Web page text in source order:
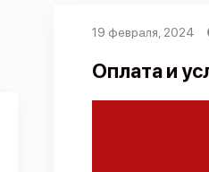
19 февраля, 2024
Оплата и